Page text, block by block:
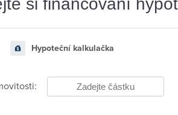
si financování